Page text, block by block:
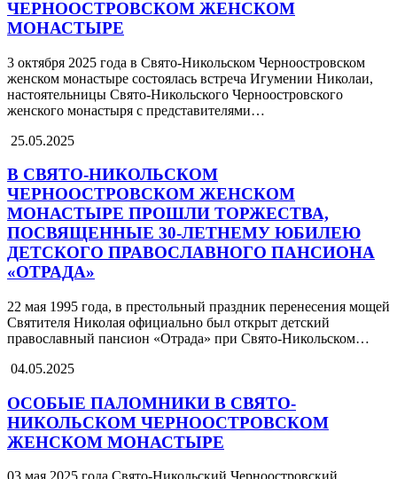
ЧЕРНООСТРОВСКОМ ЖЕНСКОМ
МОНАСТЫРЕ
3 октября 2025 года в Свято-Никольском Черноостровском
женском монастыре состоялась встреча Игумении Николаи,
настоятельницы Свято-Никольского Черноостровского
женского монастыря с представителями…
25.05.2025
В СВЯТО-НИКОЛЬСКОМ
ЧЕРНООСТРОВСКОМ ЖЕНСКОМ
МОНАСТЫРЕ ПРОШЛИ ТОРЖЕСТВА,
ПОСВЯЩЕННЫЕ 30-ЛЕТНЕМУ ЮБИЛЕЮ
ДЕТСКОГО ПРАВОСЛАВНОГО ПАНСИОНА
«ОТРАДА»
22 мая 1995 года, в престольный праздник перенесения мощей
Святителя Николая официально был открыт детский
православный пансион «Отрада» при Свято-Никольском…
04.05.2025
ОСОБЫЕ ПАЛОМНИКИ В СВЯТО-
НИКОЛЬСКОМ ЧЕРНООСТРОВСКОМ
ЖЕНСКОМ МОНАСТЫРЕ